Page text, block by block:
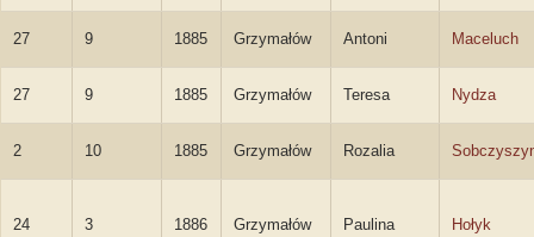
27 9 1885 Grzymałów Antoni Maceluch
27 9 1885 Grzymałów Teresa Nydza
2 10 1885 Grzymałów Rozalia
24 3 1886 Grzymałów Paulina Hołyk